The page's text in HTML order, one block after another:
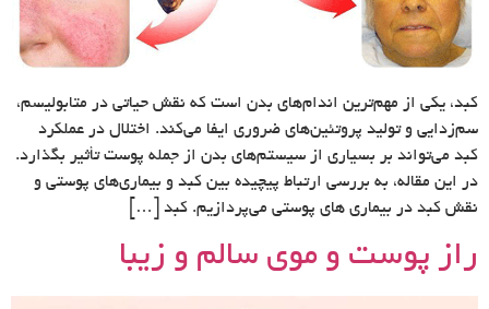
کبد، یکی از مهم‌ترین اندام‌های بدن است که نقش حیاتی در متابولیسم،
سم‌زدایی و تولید پروتئین‌های ضروری ایفا می‌کند. اختلال در عملکرد
کبد می‌تواند بر بسیاری از سیستم‌های بدن از جمله پوست تأثیر بگذارد.
در این مقاله، به بررسی ارتباط پیچیده بین کبد و بیماری‌های پوستی و
نقش کبد در بیماری های پوستی می‌پردازیم. کبد […]
راز پوست و موی سالم و زیبا